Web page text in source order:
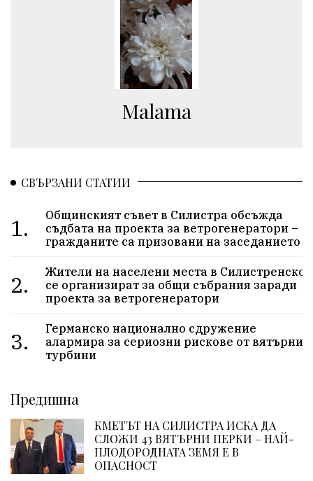
Malama
СВЪРЗАНИ СТАТИИ
1.
Общинският съвет в Силистра обсъжда
съдбата на проекта за ветрогенератори –
гражданите са призовани на заседанието
2.
Жители на населени места в Силистренско
се организират за общи събрания заради
проекта за ветрогенератори
3.
Германско национално сдружение
алармира за сериозни рискове от вятърни
турбини
Предишна
КМЕТЪТ НА СИЛИСТРА ИСКА ДА
СЛОЖИ 43 ВЯТЪРНИ ПЕРКИ – НАЙ-
ПЛОДОРОДНАТА ЗЕМЯ Е В
ОПАСНОСТ